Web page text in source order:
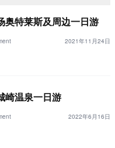
奥特莱斯及周边一日游
2021年11月24日
崎温泉一日游
2022年6月16日